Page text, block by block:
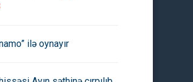
ilə oynayır